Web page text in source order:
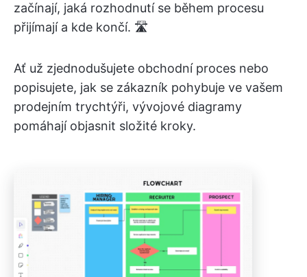
začínají, jaká rozhodnutí se během procesu
přijímají a kde končí. 🛣️
Ať už zjednodušujete obchodní proces nebo
popisujete, jak se zákazník pohybuje ve vašem
prodejním trychtýři, vývojové diagramy
pomáhají objasnit složité kroky.